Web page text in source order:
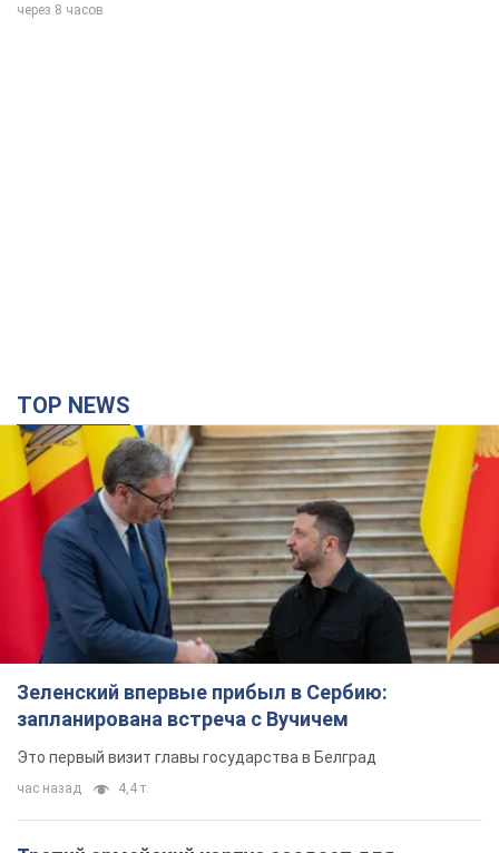
через 8 часов
TOP NEWS
Зеленский впервые прибыл в Сербию:
запланирована встреча с Вучичем
Это первый визит главы государства в Белград
час назад 4,4 т.